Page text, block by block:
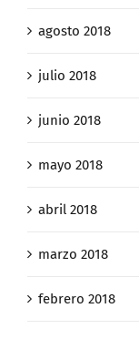
agosto 2018
julio 2018
junio 2018
mayo 2018
abril 2018
marzo 2018
febrero 2018